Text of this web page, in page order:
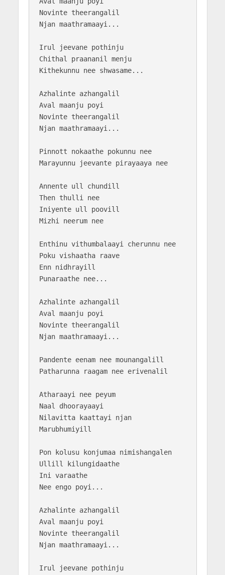
Novinte theerangalil
Njan maathramaayi...
Irul jeevane pothinju
Chithal praananil menju
Kithekunnu nee shwasame...
Azhalinte azhangalil
Aval maanju poyi
Novinte theerangalil
Njan maathramaayi...
Pinnott nokaathe pokunnu nee
Marayunnu jeevante pirayaaya nee
Annente ull chundill
Then thulli nee
Iniyente ull poovill
Mizhi neerum nee
Enthinu vithumbalaayi cherunnu nee
Poku vishaatha raave
Enn nidhrayill
Punaraathe nee...
Azhalinte azhangalil
Aval maanju poyi
Novinte theerangalil
Njan maathramaayi...
Pandente eenam nee mounangalill
Patharunna raagam nee erivenalil
Atharaayi nee peyum
Naal dhoorayaayi
Nilavitta kaattayi njan
Marubhumiyill
Pon kolusu konjumaa nimishangalen
Ullill kilungidaathe
Ini varaathe
Nee engo poyi...
Azhalinte azhangalil
Aval maanju poyi
Novinte theerangalil
Njan maathramaayi...
Irul jeevane pothinju